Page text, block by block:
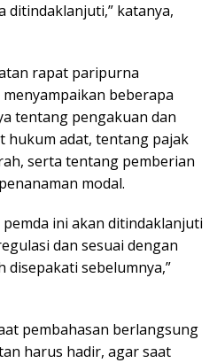
ditindaklanjuti,” katanya,
rapat paripurna
beberapa
tentang pengakuan dan
hukum adat, tentang pajak
serta tentang pemberian
modal.
ini akan ditindaklanjuti
dan sesuai dengan
disepakati sebelumnya,”
pembahasan berlangsung
harus hadir, agar saat